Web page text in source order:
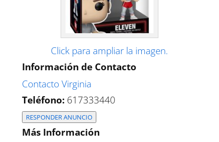
Click para ampliar la imagen.
Información de Contacto
Contacto Virginia
Teléfono:617333440
RESPONDER ANUNCIO
Más Información